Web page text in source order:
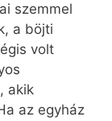
szemmel
a böjti
volt
akik
az egyház